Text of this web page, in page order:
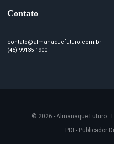
Contato
contato@almanaquefuturo.com.br
(45) 99135 1900
© 2026 - Almanaque Futuro.
PDI - Publicador